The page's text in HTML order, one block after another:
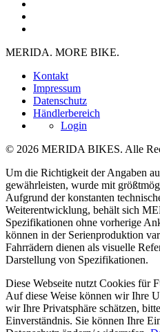
MERIDA. MORE BIKE.
Kontakt
Impressum
Datenschutz
Händlerbereich
Login
© 2026 MERIDA BIKES. Alle
Um die Richtigkeit der Angaben
gewährleisten, wurde mit
Aufgrund der konstanten
Weiterentwicklung, behält sich
Spezifikationen ohne vorherige
können in der Serienproduktion
Fahrrädern dienen als visuelle
Darstellung von Spezifikationen.
Diese Webseite nutzt Cookies für
Auf diese Weise können wir Ihre
wir Ihre Privatsphäre schätzen,
Einverständnis. Sie können Ihre